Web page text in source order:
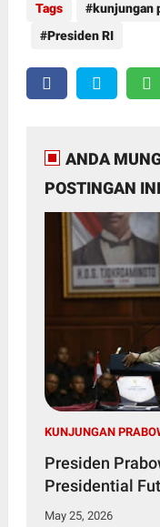
Tags kunjungan
Presiden RI
ANDA
POSTINGAN INI
KUNJUNGAN
Presiden
Presidential
May 25, 2026